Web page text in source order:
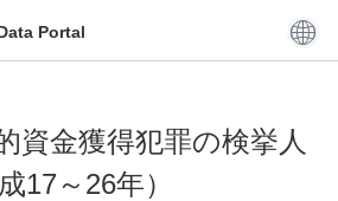
Portal
金獲得犯罪の検挙人
17～26年）